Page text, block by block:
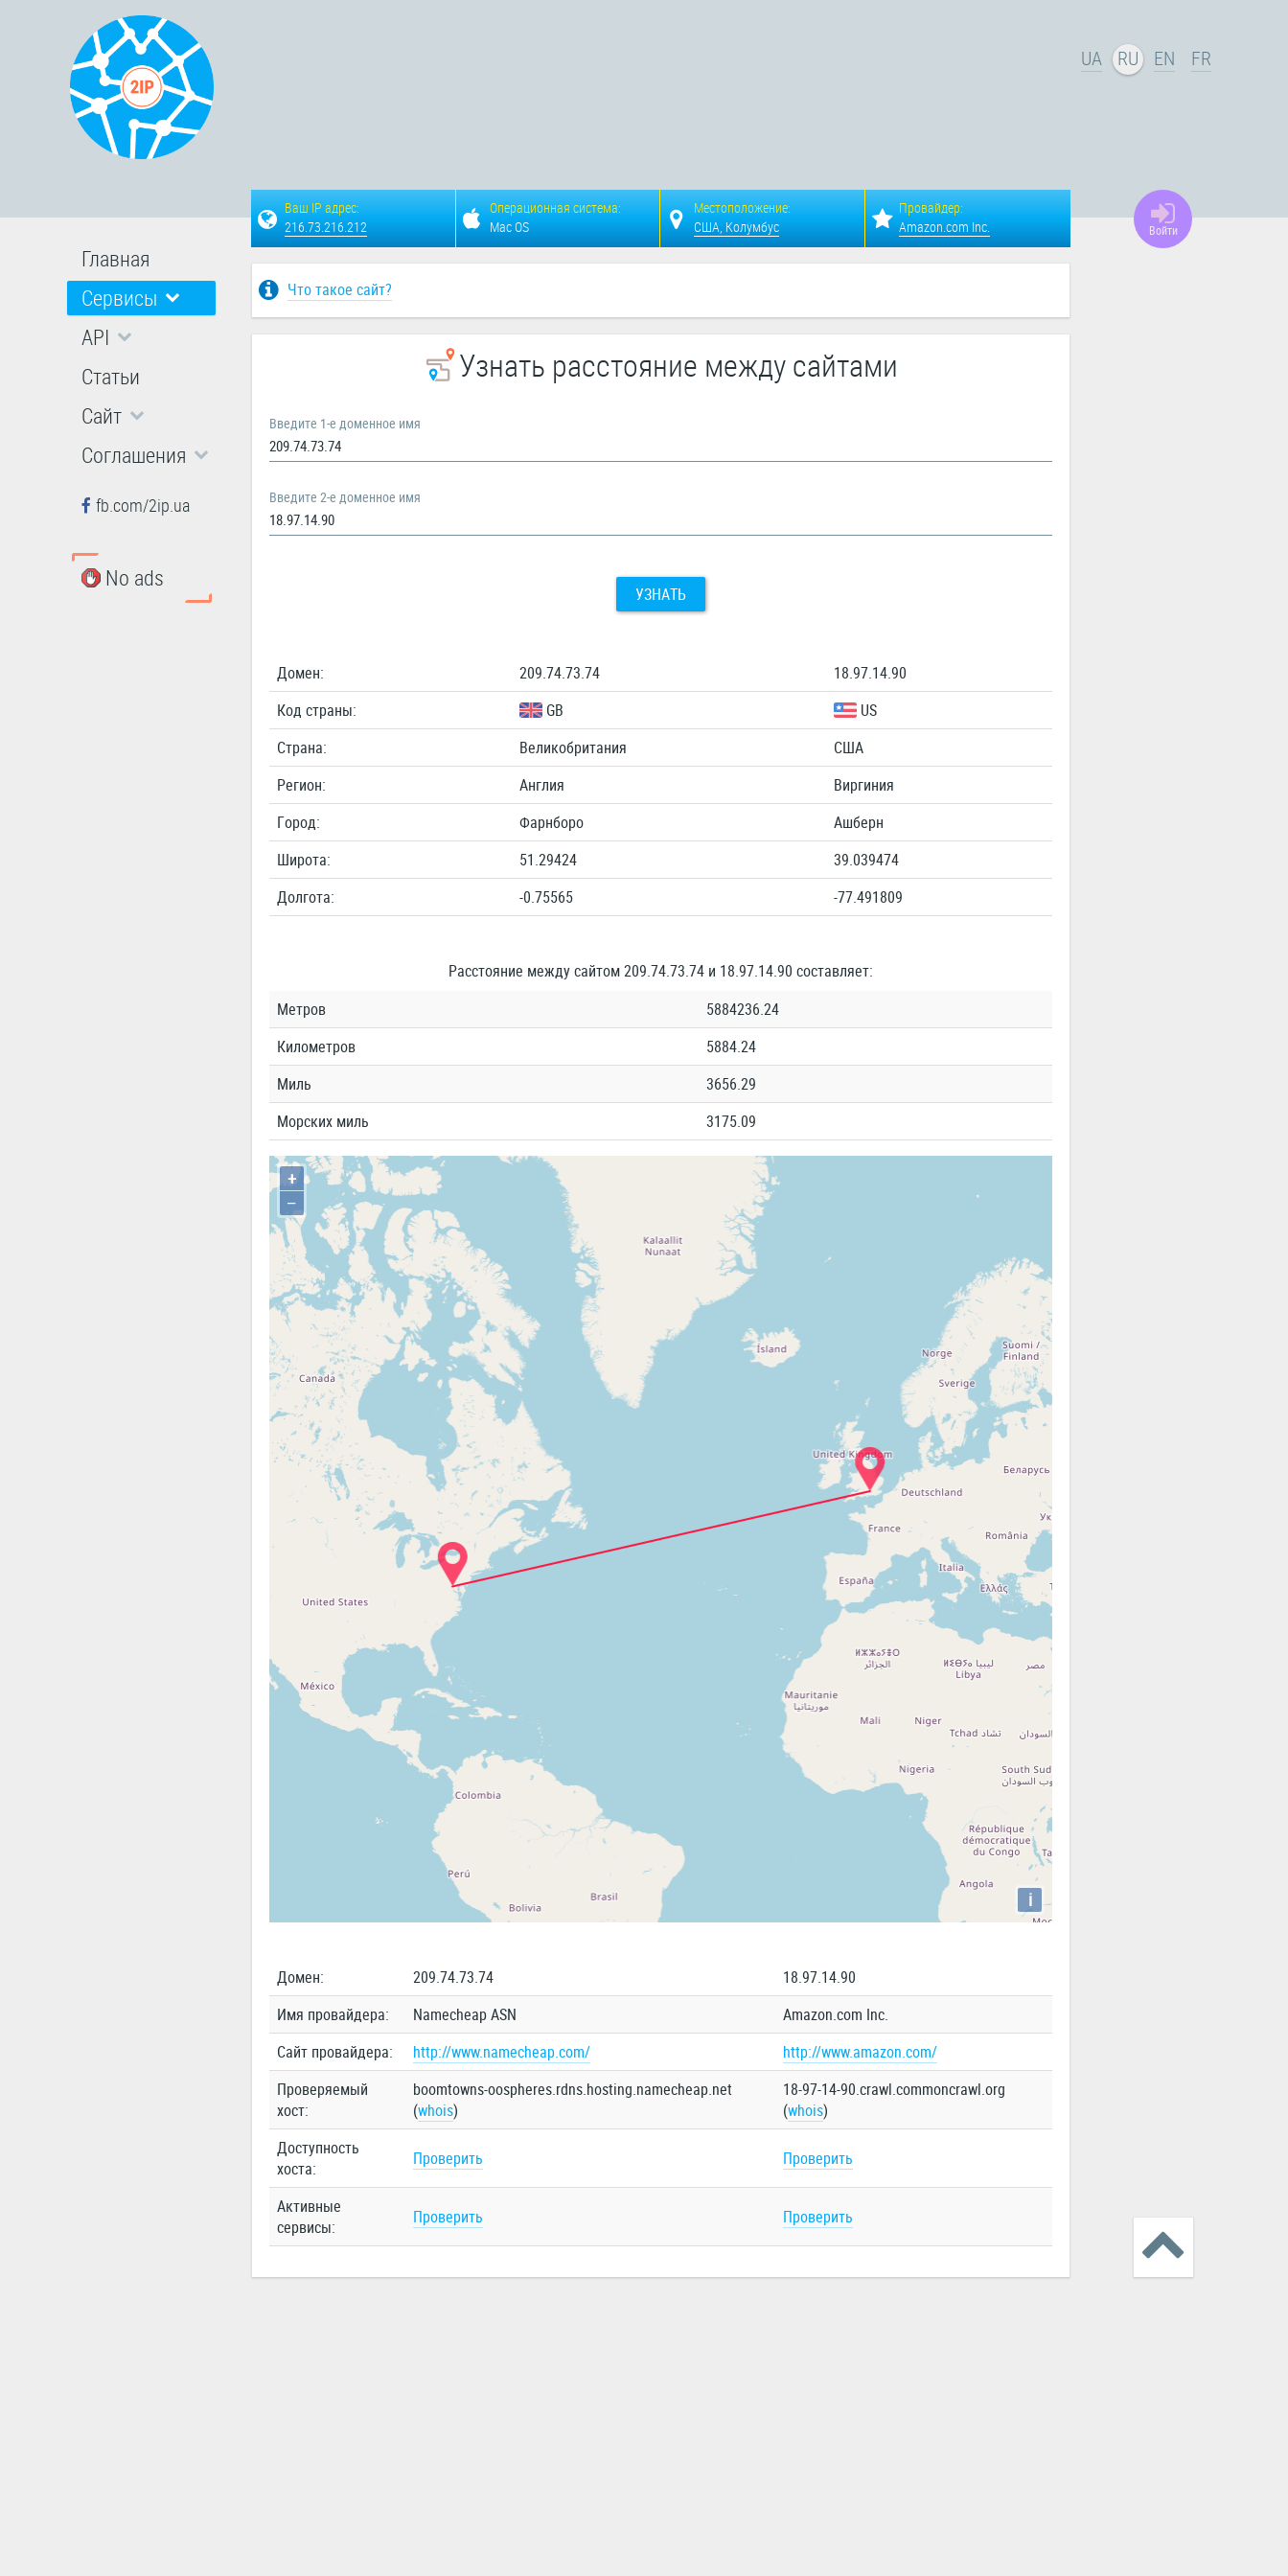
UA RU EN FR
Главная
Сервисы
API
Статьи
Сайт
Соглашения
fb.com/2ip.ua
No ads
Войти
Ваш IP адрес:
216.73.216.212
Операционная система:
Mac OS
Местоположение:
США, Колумбус
Провайдер:
Amazon.com Inc.
Что такое сайт?
Узнать расстояние между сайтами
Введите 1-e доменное имя
Введите 2-e доменное имя
УЗНАТЬ
Домен: 209.74.73.74
18.97.14.90
Код страны:
GB
US
Cтрана:
Великобритания
США
Регион:
Англия
Виргиния
Город:
Фарнборо
Ашберн
Широта:
51.29424
39.039474
Долгота:
-0.75565 -77.491809
Расстояние между сайтом 209.74.73.74 и 18.97.14.90 составляет:
Метров
5884236.24
Километров
5884.24
Миль
3656.29
Морских миль
3175.09
+
−
i
Домен: 209.74.73.74
18.97.14.90
Имя провайдера:
Namecheap ASN
Amazon.com Inc.
Сайт провайдера:
http://www.namecheap.com/
http://www.amazon.com/
Проверяемый
хост:
boomtowns-oospheres.rdns.hosting.namecheap.net
(whois)
18-97-14-90.crawl.commoncrawl.org
(whois)
Доступность
хоста:
Проверить Проверить
Активные
сервисы:
Проверить Проверить